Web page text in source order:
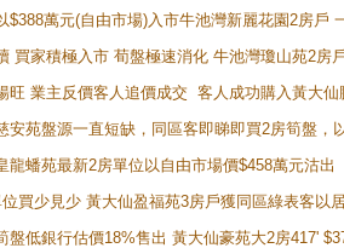
$388萬元(自由市場)入市牛池灣新麗花園2房戶
買家積極入市 荀盤極速消化 牛池灣瓊山苑2房
旺 業主反價客人追價成交 客人成功購入黃大
安苑盤源一直短缺，同區客即睇即買2房筍盤，
龍蟠苑最新2房單位以自由市場價$458萬元沽出
買少見少 黃大仙盈福苑3房戶獲同區綠表客以
盤低銀行估價18%售出 黃大仙豪苑大2房417'